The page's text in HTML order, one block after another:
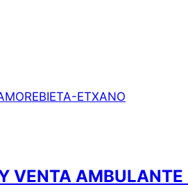
VENTA AMBULANTE